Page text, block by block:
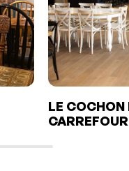
LE COCHON